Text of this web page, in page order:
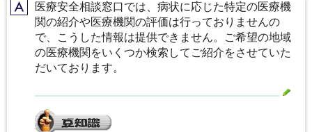
A医療安全相談窓口では、病状に応じた特定の医療機
関の紹介や医療機関の評価は行っておりませんの
で、こうした情報は提供できません。ご希望の地域
の医療機関をいくつか検索してご紹介をさせていた
だいております。